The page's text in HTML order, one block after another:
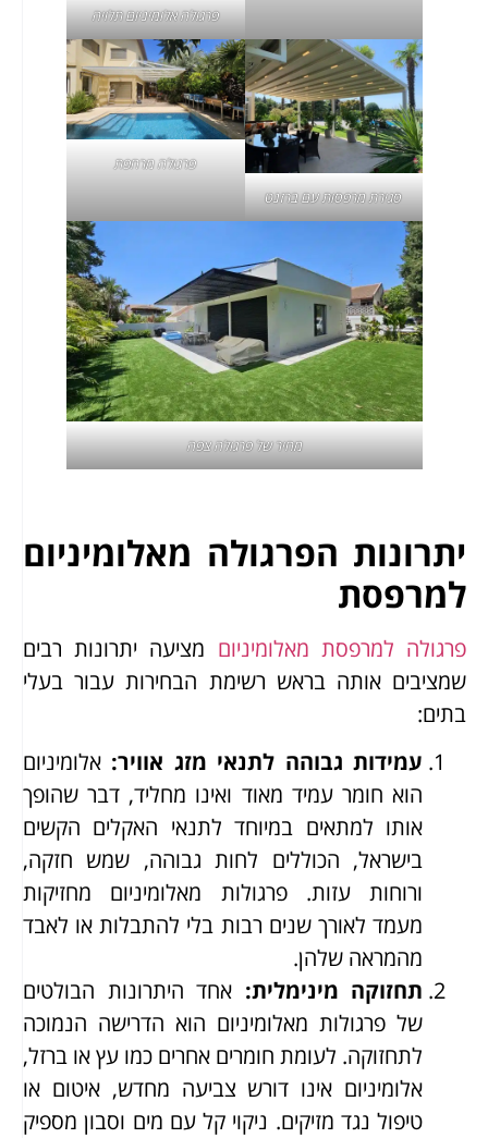
פרגולה אלומיניום תלויה
סגירת מרפסותעם ברזנט
פרגולה מרחפת
מחיר של פרגולה צפה
יתרונות הפרגולה מאלומיניום
למרפסת
פרגולה למרפסת מאלומיניום מציעה יתרונות רבים
שמציבים אותה בראש רשימת הבחירות עבור בעלי
בתים:
עמידות גבוהה לתנאי מזג אוויר: אלומיניום
הוא חומר עמיד מאוד ואינו מחליד, דבר שהופך
אותו למתאים במיוחד לתנאי האקלים הקשים
בישראל, הכוללים לחות גבוהה, שמש חזקה,
ורוחות עזות. פרגולות מאלומיניום מחזיקות
מעמד לאורך שנים רבות בלי להתבלות או לאבד
מהמראה שלהן.
תחזוקה מינימלית: אחד היתרונות הבולטים
של פרגולות מאלומיניום הוא הדרישה הנמוכה
לתחזוקה. לעומת חומרים אחרים כמו עץ או ברזל,
אלומיניום אינו דורש צביעה מחדש, איטום או
טיפול נגד מזיקים. ניקוי קל עם מים וסבון מספיק